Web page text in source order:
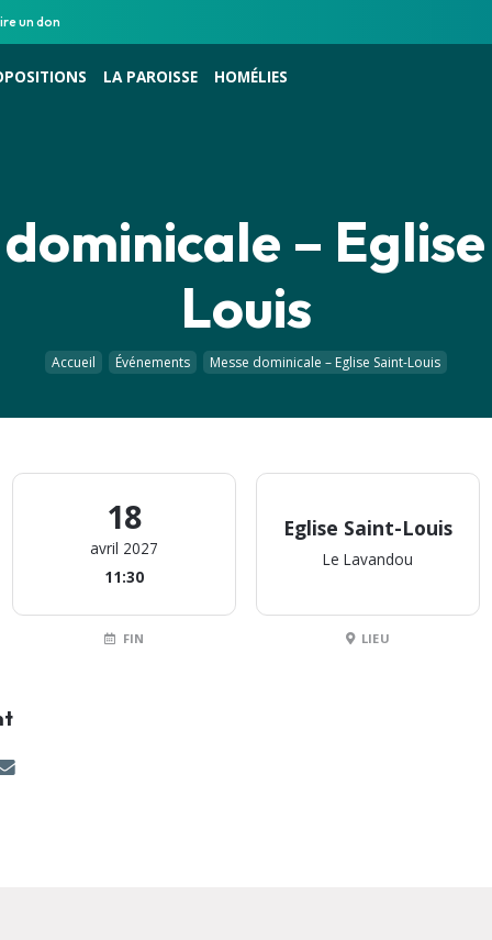
un don
LA PAROISSE HOMÉLIES
dominicale –
Louis
Accueil Événements Messe dominicale – Eglise Saint-Louis
18
avril 2027
11:30
FIN
Eglise Saint-Louis
Le Lavandou
LIEU